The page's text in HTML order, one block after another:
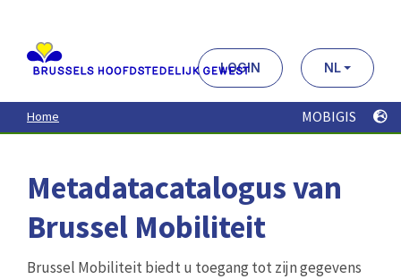
contenu
principal
LOGIN NL
Home MOBIGIS
Metadatacatalogus van
Brussel Mobiliteit
Brussel Mobiliteit biedt u toegang tot zijn gegevens